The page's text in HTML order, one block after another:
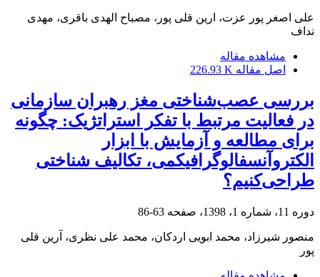
علی اصغر پور عزت، ارین قلی پور، مصباح الهدی باقری، مهدی
نداف
مشاهده مقاله
اصل مقاله 226.93 K
بررسی عصب‌شناختی مغز رهبران سازمانی
در فعالیت مرتبط با تفکر ‌‌استراتژیک: چگونه
برای مطالعه و آزمایش با ابزار
الکتروآنسفالوگرافی‎کمی، تکالیف شناختی
طراحی‌کنیم؟
دوره 11، شماره 1، 1398، صفحه 63-86
منصور شیرزاد، محمد ابویی اردکان، محمد علی نظری، آرین قلی
پور